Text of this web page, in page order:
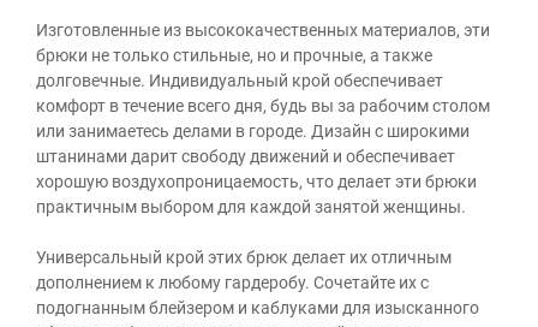
Изготовленные из высококачественных материалов, эти
брюки не только стильные, но и прочные, а также
долговечные. Индивидуальный крой обеспечивает
комфорт в течение всего дня, будь вы за рабочим столом
или занимаетесь делами в городе. Дизайн с широкими
штанинами дарит свободу движений и обеспечивает
хорошую воздухопроницаемость, что делает эти брюки
практичным выбором для каждой занятой женщины.
Универсальный крой этих брюк делает их отличным
дополнением к любому гардеробу. Сочетайте их с
подогнанным блейзером и каблуками для изысканного